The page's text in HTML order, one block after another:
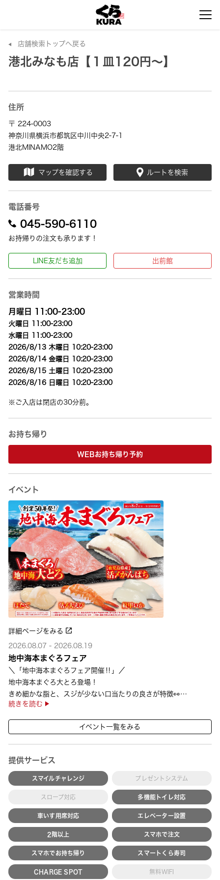
店舗検索トップへ戻る
港北みなも店【１皿120円～】
住所
〒 224-0003
神奈川県横浜市都筑区中川中央2-7-1
港北MINAMO2階
マップを確認する ルートを検索
電話番号
045-590-6110
お持帰りの注文も承ります！
LINE友だち追加 出前館
営業時間
月曜日 11:00-23:00
火曜日 11:00-23:00
水曜日 11:00-23:00
2026/8/13 木曜日 10:20-23:00
2026/8/14 金曜日 10:20-23:00
2026/8/15 土曜日 10:20-23:00
2026/8/16 日曜日 10:20-23:00
※ご入店は閉店の30分前。
お持ち帰り
WEBお持ち帰り予約
イベント
詳細ページをみる
2026.08.07 - 2026.08.19
地中海本まぐろフェア
＼「地中海本まぐろフェア開催‼」／
地中海本まぐろ大とろ登場！
きめ細かな脂と、スジが少ない口当たりの良さが特徴👀
さらに、鹿児島で育った高級魚【鹿児島県産活〆かんぱち】など
続きを読む
イベント一覧をみる
提供サービス
スマイルチャレンジ プレゼントシステム
スロープ対応 多機能トイレ対応
車いす用席対応 エレベーター設置
2階以上 スマホで注文
スマホでお持ち帰り スマートくら寿司
CHARGE SPOT 無料WIFI